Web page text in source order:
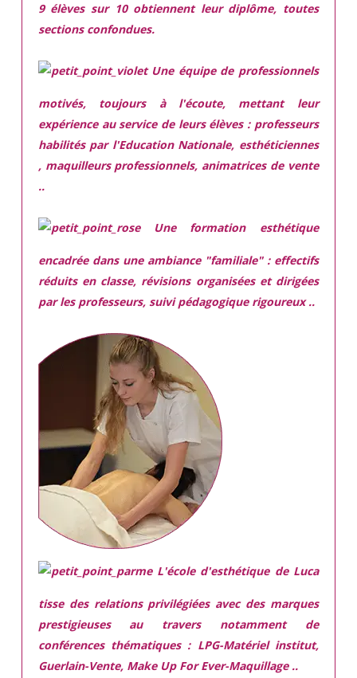
9 élèves sur 10 obtiennent leur diplôme, toutes
sections confondues.
Une équipe de professionnels
motivés,toujours à l'écoute, mettant leur
expérience au service de leurs élèves : professeurs
habilités par l'Education Nationale, esthéticiennes
, maquilleurs professionnels, animatrices de vente
..
Une formation esthétique
encadrée dans une ambiance "familiale" : effectifs
réduits en classe, révisions organisées et dirigées
par les professeurs, suivi pédagogique rigoureux ..
L'école d'esthétique de Luca
tisse des relations privilégiées avec des marques
prestigieuses au travers notamment de
conférences thématiques : LPG-Matériel institut,
Guerlain-Vente, Make Up For Ever-Maquillage ..